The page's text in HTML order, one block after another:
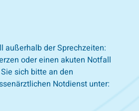
außerhalb der Sprechzeiten:
oder einen akuten Notfall
sich bitte an den
Notdienst unter: